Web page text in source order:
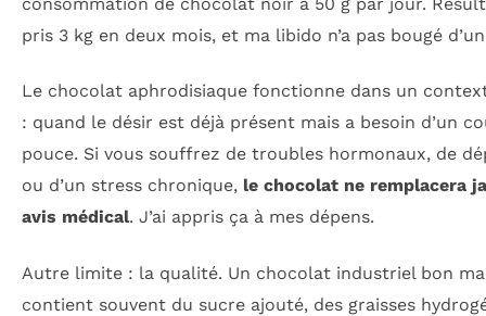
pris 3 kg en deux mois, et ma libido n’a pas bougé
Le chocolat aphrodisiaque fonctionne dans un
: quand le désir est déjà présent mais a besoin d’un
pouce. Si vous souffrez de troubles hormonaux, de
ou d’un stress chronique, le chocolat ne remplacera
avis médical. J’ai appris ça à mes dépens.
Autre limite : la qualité. Un chocolat industriel bon
contient souvent du sucre ajouté, des graisses